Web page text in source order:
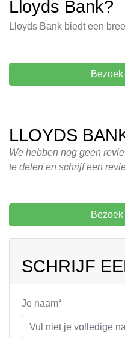
Lloyds Bank?
Lloyds Bank biedt een
LLOYDS
We hebben nog geen
te delen en schrijf een
SCHRIJF
Je naam*